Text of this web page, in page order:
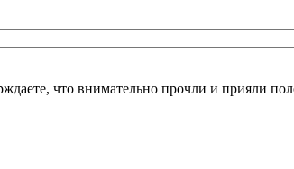
что внимательно прочли и прияли